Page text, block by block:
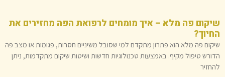
שיקום פה מלא – איך מומחים לרפואת הפה מחזירים את
החיוך?
שיקום פה מלא הוא פתרון מתקדם למי שסובל משיניים חסרות, פגומות או מצב פה
הדורש טיפול מקיף. באמצעות טכנולוגיות חדשות ושיטות שיקום מתקדמות, ניתן
להחזיר